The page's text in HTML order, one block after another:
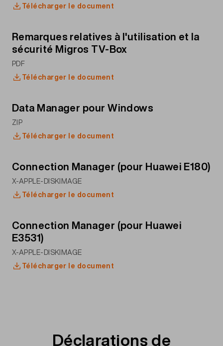
Télécharger le document
Remarques relatives à l'utilisation et la
sécurité Migros TV-Box
PDF
Télécharger le document
Data Manager pour Windows
ZIP
Télécharger le document
Connection Manager (pour Huawei E180)
X-APPLE-DISKIMAGE
Télécharger le document
Connection Manager (pour Huawei
E3531)
X-APPLE-DISKIMAGE
Télécharger le document
Déclarations de